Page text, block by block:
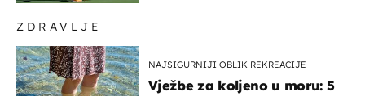
ZDRAVLJE
NAJSIGURNIJI OBLIK REKREACIJE
Vježbe za koljeno u moru: 5